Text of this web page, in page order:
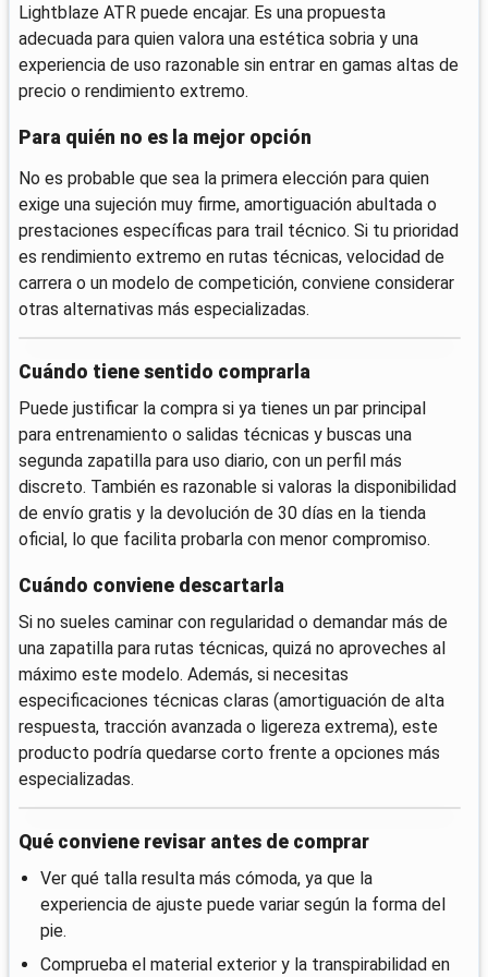
Lightblaze ATR puede encajar. Es una propuesta
adecuada para quien valora una estética sobria y una
experiencia de uso razonable sin entrar en gamas altas de
precio o rendimiento extremo.
Para quién no es la mejor opción
No es probable que sea la primera elección para quien
exige una sujeción muy firme, amortiguación abultada o
prestaciones específicas para trail técnico. Si tu prioridad
es rendimiento extremo en rutas técnicas, velocidad de
carrera o un modelo de competición, conviene considerar
otras alternativas más especializadas.
Cuándo tiene sentido comprarla
Puede justificar la compra si ya tienes un par principal
para entrenamiento o salidas técnicas y buscas una
segunda zapatilla para uso diario, con un perfil más
discreto. También es razonable si valoras la disponibilidad
de envío gratis y la devolución de 30 días en la tienda
oficial, lo que facilita probarla con menor compromiso.
Cuándo conviene descartarla
Si no sueles caminar con regularidad o demandar más de
una zapatilla para rutas técnicas, quizá no aproveches al
máximo este modelo. Además, si necesitas
especificaciones técnicas claras (amortiguación de alta
respuesta, tracción avanzada o ligereza extrema), este
producto podría quedarse corto frente a opciones más
especializadas.
Qué conviene revisar antes de comprar
Ver qué talla resulta más cómoda, ya que la
experiencia de ajuste puede variar según la forma del
pie.
Comprueba el material exterior y la transpirabilidad en